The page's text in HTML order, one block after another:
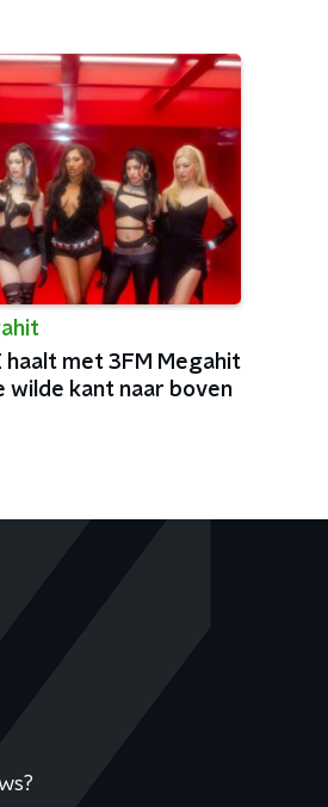
haalt met 3FM Megahit
wilde kant naar boven